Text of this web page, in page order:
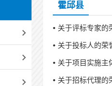
霍邱县
关于评标专家的
关于投标人的荣
关于项目实施主
关于招标代理的